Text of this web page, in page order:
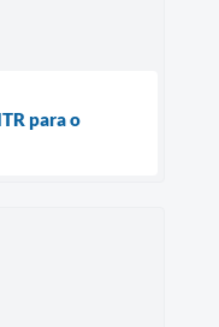
para o